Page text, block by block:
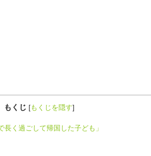
もくじ [もくじを隠す]
く過ごして帰国した子ども」